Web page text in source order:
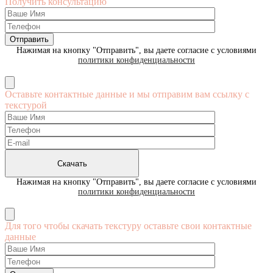
Нажимая на кнопку "Отправить", вы даете согласие с условиями
политики конфиденциальности
Оставьте контактные данные и мы отправим вам ссылку с
текстурой
Нажимая на кнопку "Отправить", вы даете согласие с условиями
политики конфиденциальности
Для того чтобы скачать текстуру оставьте свои контактные
данные